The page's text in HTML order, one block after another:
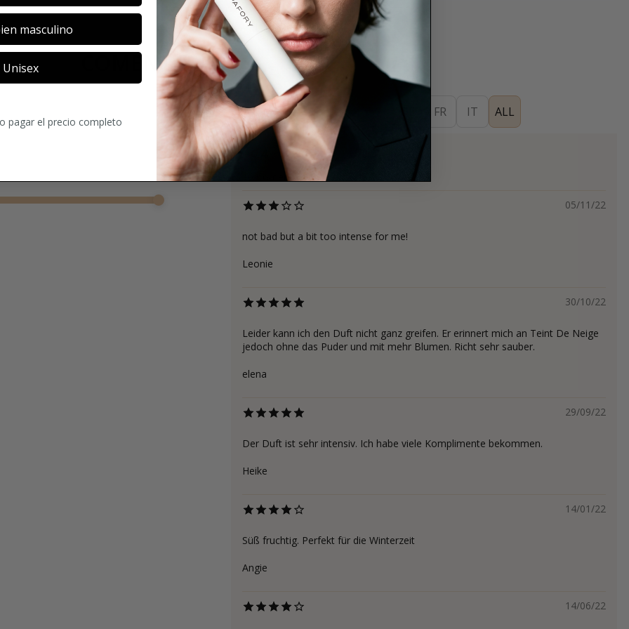
COMENTARIOS
ES FR IT ALL
Comentarios
05/11/22
not bad but a bit too intense for me!
Leonie
30/10/22
Leider kann ich den Duft nicht ganz greifen. Er erinnert mich an Teint De Neige
jedoch ohne das Puder und mit mehr Blumen. Richt sehr sauber.
elena
29/09/22
Der Duft ist sehr intensiv. Ich habe viele Komplimente bekommen.
Heike
14/01/22
Süß fruchtig. Perfekt für die Winterzeit
Angie
14/06/22
masculino
Unisex
pagar el precio completo